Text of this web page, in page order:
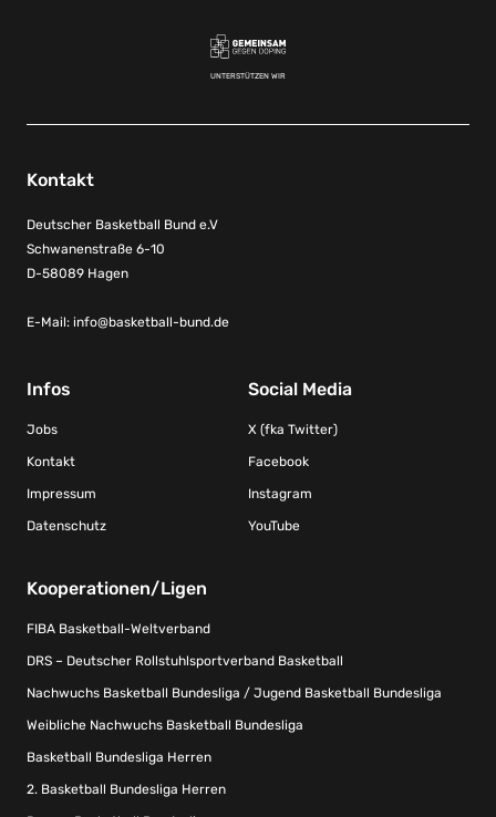
UNTERSTÜTZEN WIR
Kontakt
Deutscher Basketball Bund e.V
Schwanenstraße 6-10
D-58089 Hagen
E-Mail: info@basketball-bund.de
Infos
Jobs
Kontakt
Impressum
Datenschutz
Social Media
X (fka Twitter)
Facebook
Instagram
YouTube
Kooperationen/Ligen
FIBA Basketball-Weltverband
DRS – Deutscher Rollstuhlsportverband Basketball
Nachwuchs Basketball Bundesliga / Jugend Basketball Bundesliga
Weibliche Nachwuchs Basketball Bundesliga
Basketball Bundesliga Herren
2. Basketball Bundesliga Herren